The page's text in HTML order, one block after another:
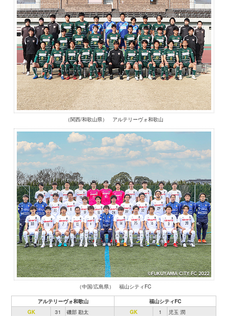
（関西/和歌山県） アルテリーヴォ和歌山
（中国/広島県） 福山シティFC
アルテリーヴォ和歌山
福山シティFC
GK
31 磯部 勘太 GK 1
児玉 潤